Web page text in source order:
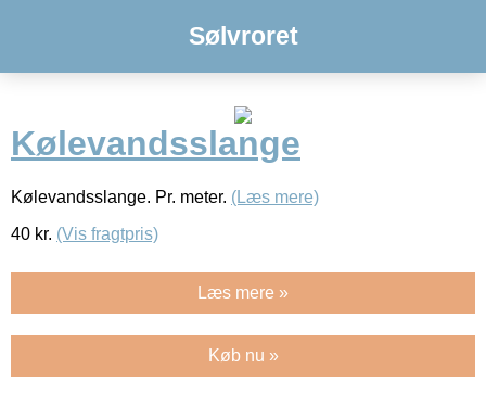
Sølvroret
Kølevandsslange
Kølevandsslange. Pr. meter. (Læs mere)
40 kr. (Vis fragtpris)
Læs mere »
Køb nu »